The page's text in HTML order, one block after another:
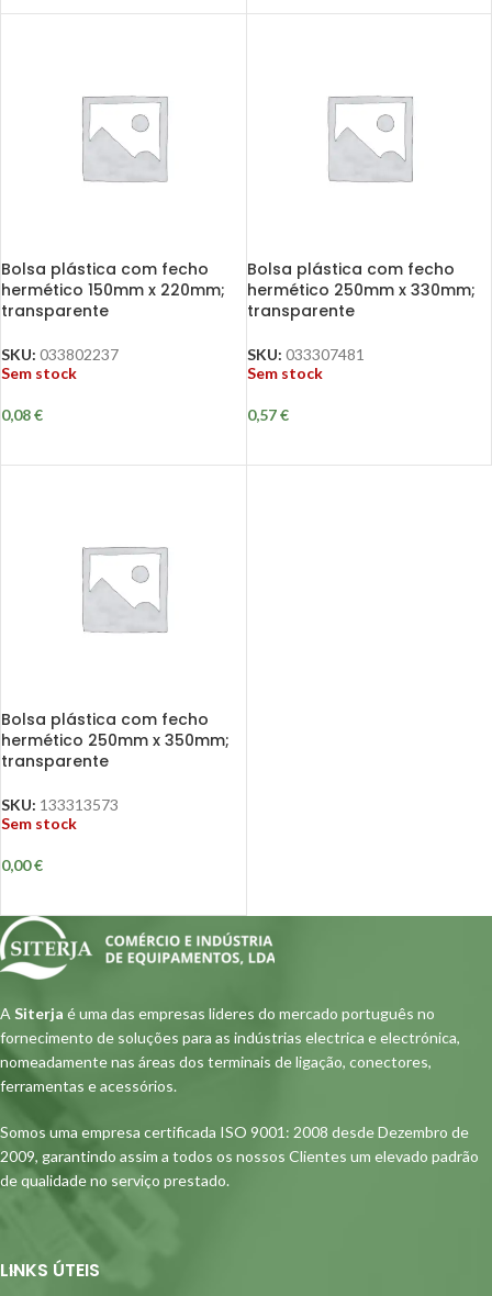
Bolsa plástica com fecho
hermético 150mm x 220mm;
transparente
SKU: 033802237
Sem stock
0,08€
Bolsa plástica com fecho
hermético 250mm x 330mm;
transparente
SKU: 033307481
Sem stock
0,57€
Bolsa plástica com fecho
hermético 250mm x 350mm;
transparente
SKU: 133313573
Sem stock
0,00€
A Siterja é uma das empresas lideres do mercado português no
fornecimento de soluções para as indústrias electrica e electrónica,
nomeadamente nas áreas dos terminais de ligação, conectores,
ferramentas e acessórios.
Somos uma empresa certificada ISO 9001: 2008 desde Dezembro de
2009, garantindo assim a todos os nossos Clientes um elevado padrão
de qualidade no serviço prestado.
LINKS ÚTEIS